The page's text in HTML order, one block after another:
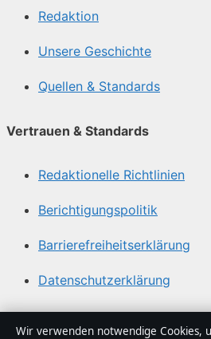
Redaktion
Unsere Geschichte
Quellen & Standards
Vertrauen & Standards
Redaktionelle Richtlinien
Berichtigungspolitik
Barrierefreiheitserklärung
Datenschutzerklärung
Über Gegenwart24 in Kürze
Wir verwenden notwendige Cookies,